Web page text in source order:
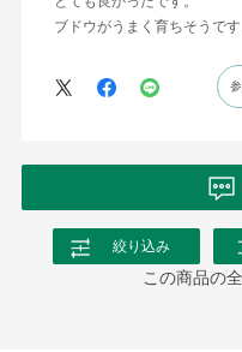
ブドウがうまく育ちそうです
絞り込み
この商品の